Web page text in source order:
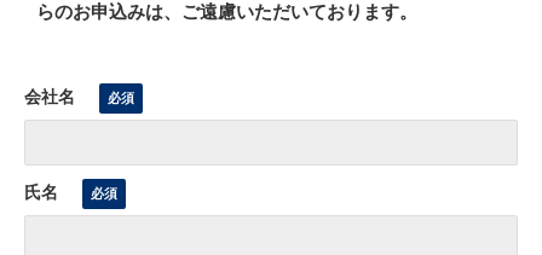
らのお申込みは、ご遠慮いただいております。
会社名
氏名